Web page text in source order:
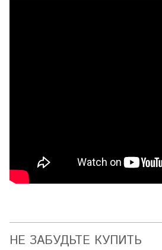
НЕ ЗАБУДЬТЕ КУПИТЬ